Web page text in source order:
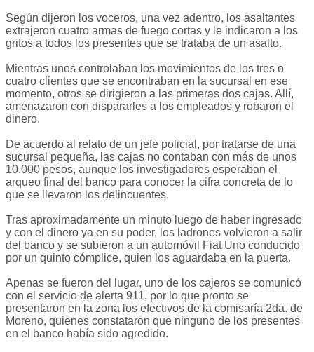
Según dijeron los voceros, una vez adentro, los asaltantes
extrajeron cuatro armas de fuego cortas y le indicaron a los
gritos a todos los presentes que se trataba de un asalto.
Mientras unos controlaban los movimientos de los tres o
cuatro clientes que se encontraban en la sucursal en ese
momento, otros se dirigieron a las primeras dos cajas. Allí,
amenazaron con dispararles a los empleados y robaron el
dinero.
De acuerdo al relato de un jefe policial, por tratarse de una
sucursal pequeña, las cajas no contaban con más de unos
10.000 pesos, aunque los investigadores esperaban el
arqueo final del banco para conocer la cifra concreta de lo
que se llevaron los delincuentes.
Tras aproximadamente un minuto luego de haber ingresado
y con el dinero ya en su poder, los ladrones volvieron a salir
del banco y se subieron a un automóvil Fiat Uno conducido
por un quinto cómplice, quien los aguardaba en la puerta.
Apenas se fueron del lugar, uno de los cajeros se comunicó
con el servicio de alerta 911, por lo que pronto se
presentaron en la zona los efectivos de la comisaría 2da. de
Moreno, quienes constataron que ninguno de los presentes
en el banco había sido agredido.